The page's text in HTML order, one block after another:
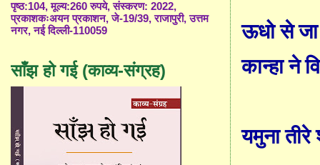
ऊधो से
कान्हा ने
यमुना तीरे
पृष्ठ:104, मूल्य:260 रुपये, संस्करण: 2022,
प्रकाशकःअयन प्रकाशन, जे-19/39, राजापुरी, उत्तम
नगर, नई दिल्ली-110059
साँझ हो गई (काव्य-संग्रह)